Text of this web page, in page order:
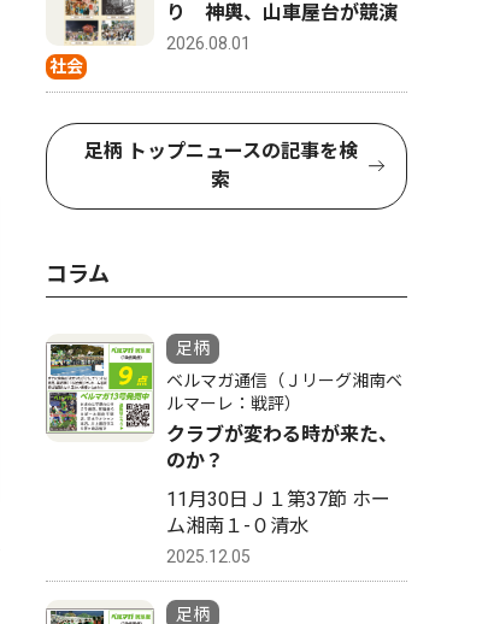
4
「ＫＯＵＧＥＩ ＥＸＰＯ ㏌
社会
り 神輿、山車屋台が競演
2026.08.01
足柄 トップニュースの記事を検
索
コラム
足柄
ベルマガ通信（Ｊリーグ湘南ベ
ルマーレ：戦評）
クラブが変わる時が来た、
のか？
11月30日Ｊ１第37節 ホー
ム湘南１-０清水
2025.12.05
足柄